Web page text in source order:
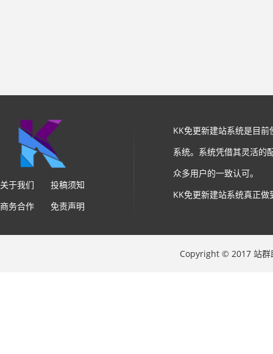
关于我们
投稿须知
商务合作
免责声明
KK免更新建站系统是目
系统。系统凭借其灵活的
众多用户的一致认可。
KK免更新建站系统真正
Copyright © 2017 站群